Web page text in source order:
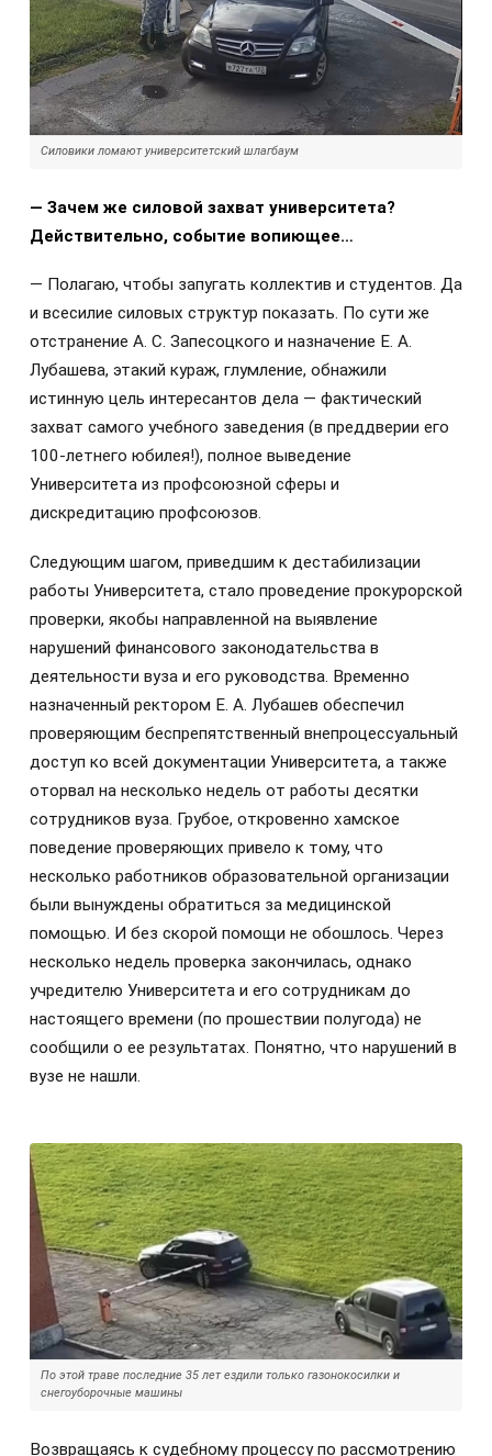
Силовики ломают университетский шлагбаум
— Зачем же силовой захват университета?
Действительно, событие вопиющее…
— Полагаю, чтобы запугать коллектив и студентов. Да
и всесилие силовых структур показать. По сути же
отстранение А. С. Запесоцкого и назначение Е. А.
Лубашева, этакий кураж, глумление, обнажили
истинную цель интересантов дела — фактический
захват самого учебного заведения (в преддверии его
100-летнего юбилея!), полное выведение
Университета из профсоюзной сферы и
дискредитацию профсоюзов.
Следующим шагом, приведшим к дестабилизации
работы Университета, стало проведение прокурорской
проверки, якобы направленной на выявление
нарушений финансового законодательства в
деятельности вуза и его руководства. Временно
назначенный ректором Е. А. Лубашев обеспечил
проверяющим беспрепятственный внепроцессуальный
доступ ко всей документации Университета, а также
оторвал на несколько недель от работы десятки
сотрудников вуза. Грубое, откровенно хамское
поведение проверяющих привело к тому, что
несколько работников образовательной организации
были вынуждены обратиться за медицинской
помощью. И без скорой помощи не обошлось. Через
несколько недель проверка закончилась, однако
учредителю Университета и его сотрудникам до
настоящего времени (по прошествии полугода) не
сообщили о ее результатах. Понятно, что нарушений в
вузе не нашли.
По этой траве последние 35 лет ездили только газонокосилки и
снегоуборочные машины
Возвращаясь к судебному процессу по рассмотрению